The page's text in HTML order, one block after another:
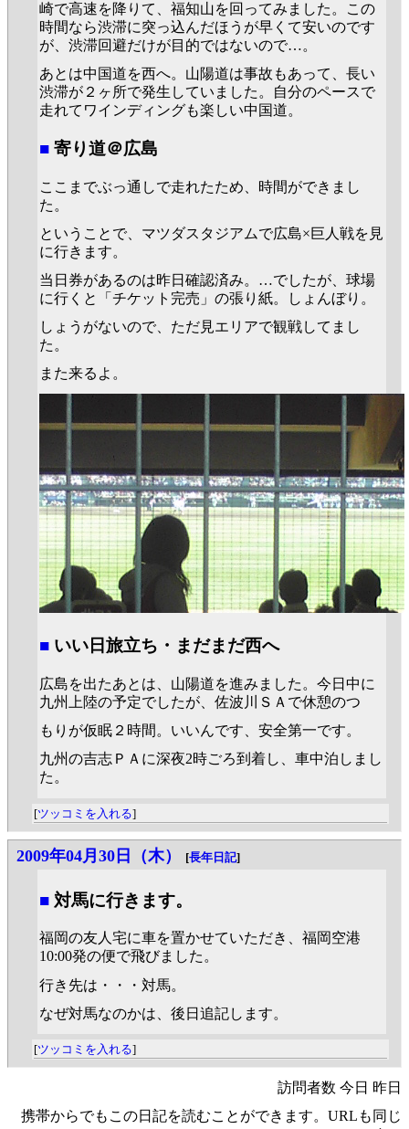
崎で高速を降りて、福知山を回ってみました。この
時間なら渋滞に突っ込んだほうが早くて安いのです
が、渋滞回避だけが目的ではないので…。
あとは中国道を西へ。山陽道は事故もあって、長い
渋滞が２ヶ所で発生していました。自分のペースで
走れてワインディングも楽しい中国道。
■ 寄り道＠広島
ここまでぶっ通しで走れたため、時間ができまし
た。
ということで、マツダスタジアムで広島×巨人戦を見
に行きます。
当日券があるのは昨日確認済み。…でしたが、球場
に行くと「チケット完売」の張り紙。しょんぼり。
しょうがないので、ただ見エリアで観戦してまし
た。
また来るよ。
■ いい日旅立ち・まだまだ西へ
広島を出たあとは、山陽道を進みました。今日中に
九州上陸の予定でしたが、佐波川ＳＡで休憩のつ
もりが仮眠２時間。いいんです、安全第一です。
九州の吉志ＰＡに深夜2時ごろ到着し、車中泊しまし
た。
[ツッコミを入れる]
2009年04月30日（木） [長年日記]
■ 対馬に行きます。
福岡の友人宅に車を置かせていただき、福岡空港
10:00発の便で飛びました。
行き先は・・・対馬。
なぜ対馬なのかは、後日追記します。
[ツッコミを入れる]
訪問者数 今日 昨日
携帯からでもこの日記を読むことができます。URLも同じ